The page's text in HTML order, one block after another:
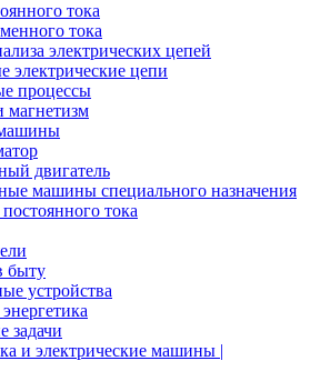
тока
тока
электрических цепей
электрические цепи
процессы
магнетизм
двигатель
машины специального назначения
тока
быту
устройства
задачи
и электрические машины |